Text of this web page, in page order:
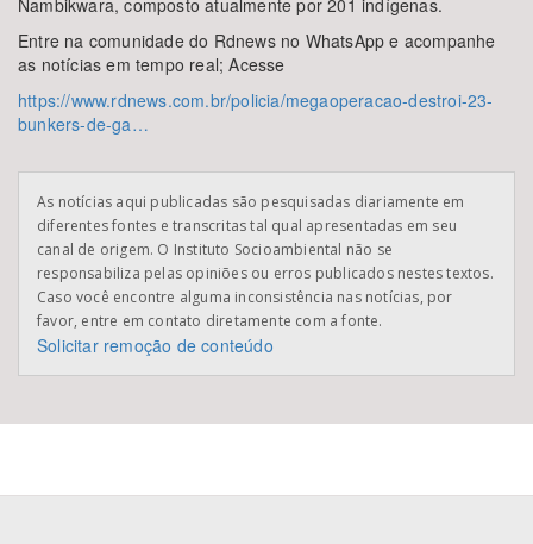
Nambikwara, composto atualmente por 201 indígenas.
Entre na comunidade do Rdnews no WhatsApp e acompanhe
as notícias em tempo real; Acesse
https://www.rdnews.com.br/policia/megaoperacao-destroi-23-
bunkers-de-ga…
As notícias aqui publicadas são pesquisadas diariamente em
diferentes fontes e transcritas tal qual apresentadas em seu
canal de origem. O Instituto Socioambiental não se
responsabiliza pelas opiniões ou erros publicados nestes textos.
Caso você encontre alguma inconsistência nas notícias, por
favor, entre em contato diretamente com a fonte.
Solicitar remoção de conteúdo